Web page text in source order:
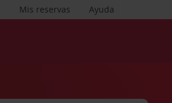
Ayuda
Mis reservas